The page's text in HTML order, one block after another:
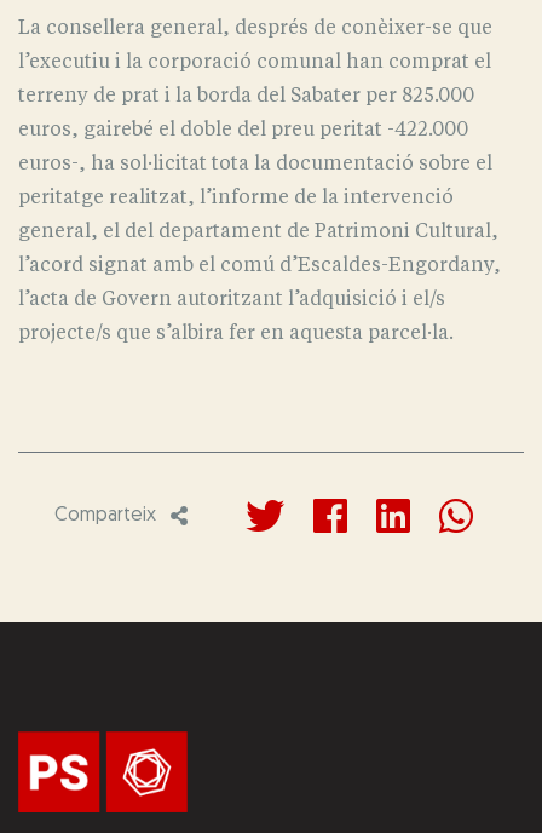
La consellera general, després de conèixer-se que
l’executiu i la corporació comunal han comprat el
terreny de prat i la borda del Sabater per 825.000
euros, gairebé el doble del preu peritat -422.000
euros-, ha sol·licitat tota la documentació sobre el
peritatge realitzat, l’informe de la intervenció
general, el del departament de Patrimoni Cultural,
l’acord signat amb el comú d’Escaldes-Engordany,
l’acta de Govern autoritzant l’adquisició i el/s
projecte/s que s’albira fer en aquesta parcel·la.
Comparteix